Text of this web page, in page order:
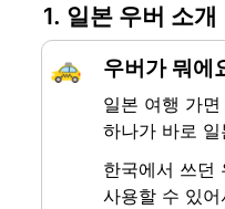
1. 일본 우버 소개
🚕 우버가 뭐에
일본 여행 가
하나가 바로
한국에서 쓰던
사용할 수 있